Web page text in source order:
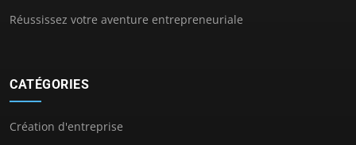
Réussissez votre aventure entrepreneuriale
CATÉGORIES
Création d'entreprise